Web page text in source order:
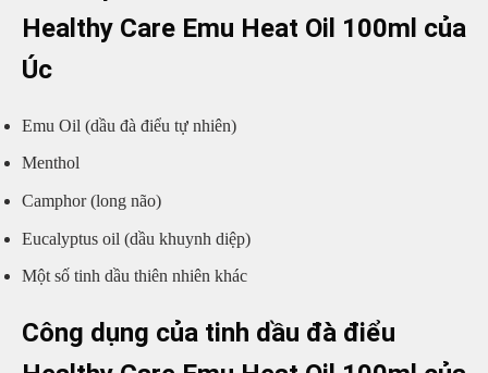
Healthy Care Emu Heat Oil 100ml của
Úc
Emu Oil (dầu đà điểu tự nhiên)
Menthol
Camphor (long não)
Eucalyptus oil (dầu khuynh diệp)
Một số tinh dầu thiên nhiên khác
Công dụng của tinh dầu đà điểu